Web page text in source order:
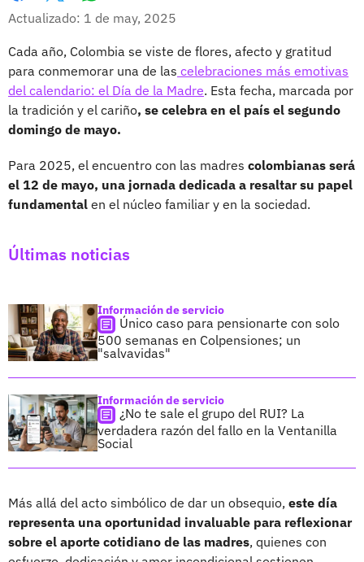
Facebook
X
Actualizado: 1 de may, 2025
Cada año, Colombia se viste de flores, afecto y gratitud
para conmemorar una de las celebraciones más emotivas
del calendario: el Día de la Madre. Esta fecha, marcada por
la tradición y el cariño, se celebra en el país el segundo
domingo de mayo.
Para 2025, el encuentro con las madres colombianas será
el 12 de mayo, una jornada dedicada a resaltar su papel
fundamental en el núcleo familiar y en la sociedad.
Últimas noticias
Información de servicio
Único caso para pensionarte con solo
500 semanas en Colpensiones; un
"salvavidas"
Información de servicio
¿No te sale el grupo del RUI? La
verdadera razón del fallo en la Ventanilla
Social
Más allá del acto simbólico de dar un obsequio, este día
representa una oportunidad invaluable para reflexionar
sobre el aporte cotidiano de las madres, quienes con